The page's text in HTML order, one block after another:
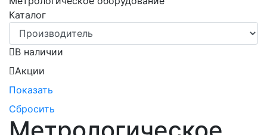
Каталог
В наличии
Акции
Показать
Сбросить